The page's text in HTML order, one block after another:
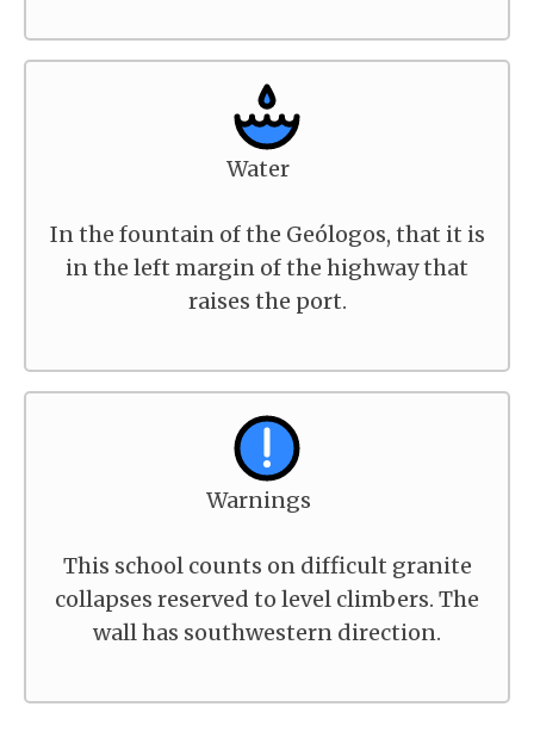
Water
In the fountain of the Geólogos, that it is
in the left margin of the highway that
raises the port.
Warnings
This school counts on difficult granite
collapses reserved to level climbers. The
wall has southwestern direction.